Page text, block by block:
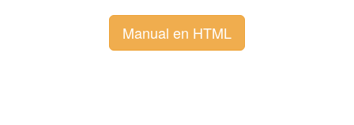
Manual en HTML